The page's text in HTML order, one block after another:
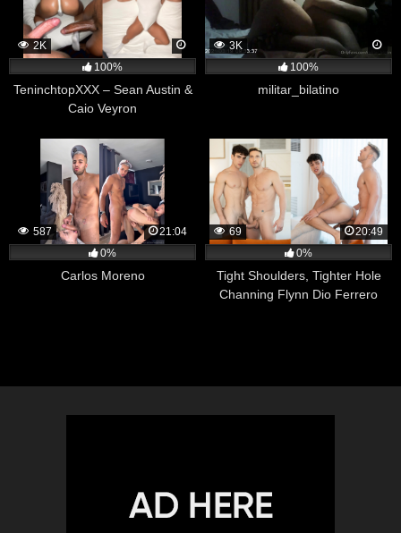
2K
100%
TeninchtopXXX – Sean Austin &
Caio Veyron
3K
100%
militar_bilatino
587
21:04
0%
Carlos Moreno
69
20:49
0%
Tight Shoulders, Tighter Hole
Channing Flynn Dio Ferrero